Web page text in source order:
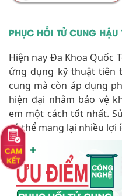
PHỤC HỒI TỬ CUNG HẬU
Hiện nay Đa Khoa Quốc
ứng dụng kỹ thuật tiên
cung mà còn áp dụng
hiện đại nhằm bảo vệ
em một cách tốt nhất.
có thể mang lại nhiều lợi